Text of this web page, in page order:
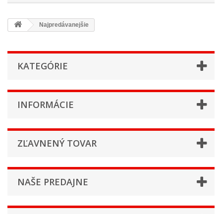
Najpredávanejšie
KATEGÓRIE
INFORMÁCIE
ZĽAVNENÝ TOVAR
NAŠE PREDAJNE